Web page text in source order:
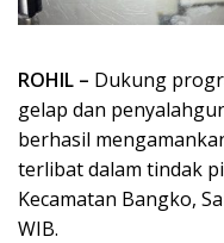
ROHIL – Dukung
gelap dan
berhasil
terlibat dalam tindak
Kecamatan Bangko,
WIB.